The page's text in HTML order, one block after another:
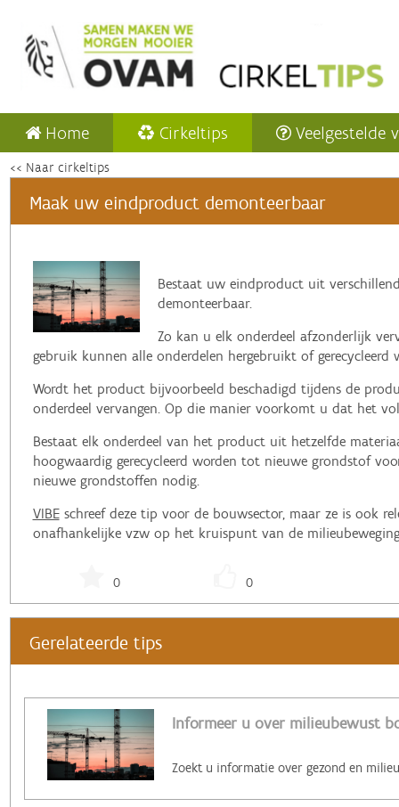
Home Cirkeltips Veelgestelde
<< Naar cirkeltips
Maak uw eindproduct demonteerbaar
‌Bestaat uw eindproduct uit
demonteerbaar.
Zo kan u elk onderdeel afzonderlijk
gebruik kunnen alle onderdelen hergebruikt of gerecycleerd
Wordt het product bijvoorbeeld beschadigd tijdens de
onderdeel vervangen. Op die manier voorkomt u dat het
Bestaat elk onderdeel van het product uit hetzelfde
hoogwaardig gerecycleerd worden tot nieuwe grondstof
nieuwe grondstoffen nodig.
VIBEschreef deze tip voor de bouwsector, maar ze is ook
onafhankelijke vzw op het kruispunt van de
0 0
Gerelateerde tips
Informeer u over milieubewust